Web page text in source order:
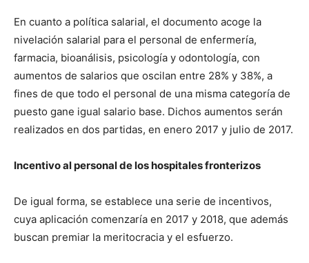
En cuanto a política salarial, el documento acoge la
nivelación salarial para el personal de enfermería,
farmacia, bioanálisis, psicología y odontología, con
aumentos de salarios que oscilan entre 28% y 38%, a
fines de que todo el personal de una misma categoría de
puesto gane igual salario base. Dichos aumentos serán
realizados en dos partidas, en enero 2017 y julio de 2017.
Incentivo al personal de los hospitales fronterizos
De igual forma, se establece una serie de incentivos,
cuya aplicación comenzaría en 2017 y 2018, que además
buscan premiar la meritocracia y el esfuerzo.